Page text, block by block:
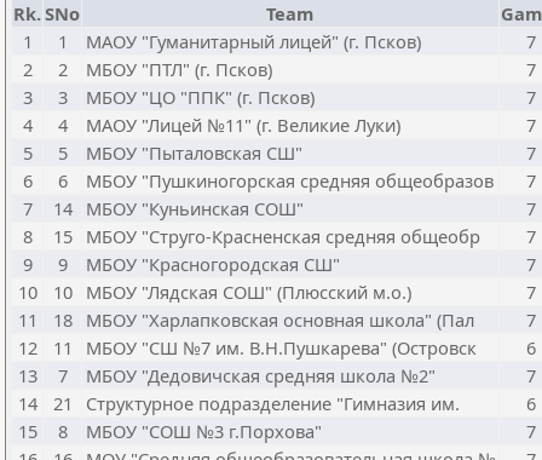
Rk.SNo Team
1
1 МАОУ "Гуманитарный лицей" (г. Псков)
7
2
2 МБОУ "ПТЛ" (г. Псков)
7
3
3 МБОУ "ЦО "ППК" (г. Псков)
7
4
4 МАОУ "Лицей №11" (г. Великие Луки)
7
5
5 МБОУ "Пыталовская СШ"
7
6
6 МБОУ "Пушкиногорская средняя общеобразов
7
7
14 МБОУ "Куньинская СОШ"
7
8
15 МБОУ "Струго-Красненская средняя общеобр
7
9
9 МБОУ "Красногородская СШ"
7
10
10 МБОУ "Лядская СОШ" (Плюсский м.о.)
7
11
18 МБОУ "Харлапковская основная школа" (Пал
7
12
11 МБОУ "СШ №7 им. В.Н.Пушкарева" (Островск
6
13
7 МБОУ "Дедовичская средняя школа №2"
7
14
21 Структурное подразделение "Гимназия им.
6
15
8 МБОУ "СОШ №3 г.Порхова"
7